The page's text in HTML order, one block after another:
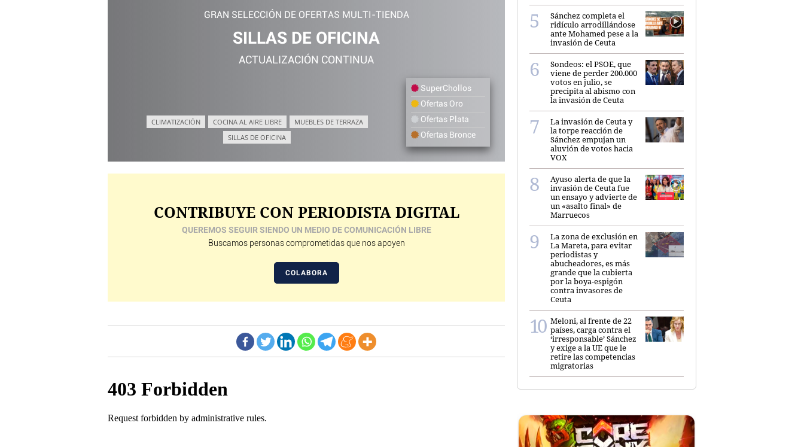
GRAN SELECCIÓN DE OFERTAS MULTI-TIENDA
SILLAS DE OFICINA
ACTUALIZACIÓN CONTINUA
CLIMATIZACIÓN COCINA AL AIRE LIBRE
MUEBLES DE TERRAZA
SILLAS DE OFICINA
SuperChollos
Ofertas Oro
Ofertas Plata
Ofertas Bronce
CONTRIBUYE CON PERIODISTA DIGITAL
QUEREMOS SEGUIR SIENDO UN MEDIO DE COMUNICACIÓN LIBRE
Buscamos personas comprometidas que nos apoyen
COLABORA
Sánchez completa el
ridículo arrodillándose
ante Mohamed pese a la
invasión de Ceuta
Sondeos: el PSOE, que
viene de perder 200.000
votos en julio, se
precipita al abismo con
la invasión de Ceuta
La invasión de Ceuta y
la torpe reacción de
Sánchez empujan un
aluvión de votos hacia
VOX
Ayuso alerta de que la
invasión de Ceuta fue
un ensayo y advierte de
un «asalto final» de
Marruecos
La zona de exclusión en
La Mareta, para evitar
periodistas y
abucheadores, es más
grande que la cubierta
por la boya-espigón
contra invasores de
Ceuta
Meloni, al frente de 22
países, carga contra el
‘irresponsable’ Sánchez
y exige a la UE que le
retire las competencias
migratorias